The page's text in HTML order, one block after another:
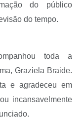
do público
do tempo.
toda a
Graziela Braide.
e agradeceu em
incansavelmente